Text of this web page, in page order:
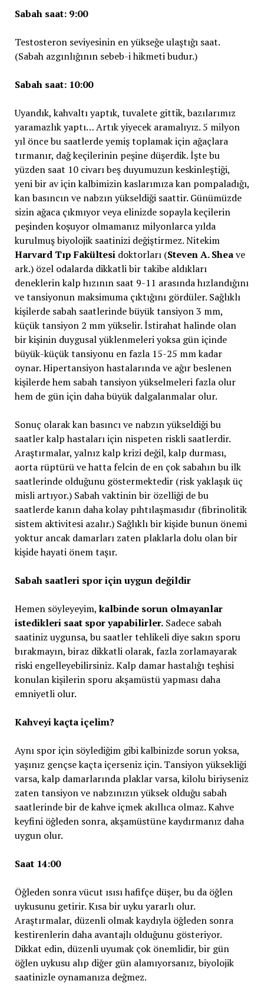
Sabah saat: 9:00
Testosteron seviyesinin en yükseğe ulaştığı saat.
(Sabah azgınlığının sebeb-i hikmeti budur.)
Sabah saat: 10:00
Uyandık, kahvaltı yaptık, tuvalete gittik, bazılarımız
yaramazlık yaptı… Artık yiyecek aramalıyız. 5 milyon
yıl önce bu saatlerde yemiş toplamak için ağaçlara
tırmanır, dağ keçilerinin peşine düşerdik. İşte bu
yüzden saat 10 civarı beş duyumuzun keskinleştiği,
yeni bir av için kalbimizin kaslarımıza kan pompaladığı,
kan basıncın ve nabzın yükseldiği saattir. Günümüzde
sizin ağaca çıkmıyor veya elinizde sopayla keçilerin
peşinden koşuyor olmamanız milyonlarca yılda
kurulmuş biyolojik saatinizi değiştirmez. Nitekim
Harvard Tıp Fakültesidoktorları (Steven A. Sheave
ark.) özel odalarda dikkatli bir takibe aldıkları
deneklerin kalp hızının saat 9-11 arasında hızlandığını
ve tansiyonun maksimuma çıktığını gördüler. Sağlıklı
kişilerde sabah saatlerinde büyük tansiyon 3 mm,
küçük tansiyon 2 mm yükselir. İstirahat halinde olan
bir kişinin duygusal yüklenmeleri yoksa gün içinde
büyük-küçük tansiyonu en fazla 15-25 mm kadar
oynar. Hipertansiyon hastalarında ve ağır beslenen
kişilerde hem sabah tansiyon yükselmeleri fazla olur
hem de gün için daha büyük dalgalanmalar olur.
Sonuç olarak kan basıncı ve nabzın yükseldiği bu
saatler kalp hastaları için nispeten riskli saatlerdir.
Araştırmalar, yalnız kalp krizi değil, kalp durması,
aorta rüptürü ve hatta felcin de en çok sabahın bu ilk
saatlerinde olduğunu göstermektedir (risk yaklaşık üç
misli artıyor.) Sabah vaktinin bir özelliği de bu
saatlerde kanın daha kolay pıhtılaşmasıdır (fibrinolitik
sistem aktivitesi azalır.) Sağlıklı bir kişide bunun önemi
yoktur ancak damarları zaten plaklarla dolu olan bir
kişide hayati önem taşır.
Sabah saatleri spor için uygun değildir
Hemen söyleyeyim,kalbinde sorun olmayanlar
istedikleri saat spor yapabilirler.Sadece sabah
saatiniz uygunsa, bu saatler tehlikeli diye sakın sporu
bırakmayın, biraz dikkatli olarak, fazla zorlamayarak
riski engelleyebilirsiniz. Kalp damar hastalığı teşhisi
konulan kişilerin sporu akşamüstü yapması daha
emniyetli olur.
Kahveyi kaçta içelim?
Aynı spor için söylediğim gibi kalbinizde sorun yoksa,
yaşınız gençse kaçta içerseniz için. Tansiyon yüksekliği
varsa, kalp damarlarında plaklar varsa, kilolu biriyseniz
zaten tansiyon ve nabzınızın yüksek olduğu sabah
saatlerinde bir de kahve içmek akıllıca olmaz. Kahve
keyfini öğleden sonra, akşamüstüne kaydırmanız daha
uygun olur.
Saat 14:00
Öğleden sonra vücut ısısı hafifçe düşer, bu da öğlen
uykusunu getirir. Kısa bir uyku yararlı olur.
Araştırmalar, düzenli olmak kaydıyla öğleden sonra
kestirenlerin daha avantajlı olduğunu gösteriyor.
Dikkat edin, düzenli uyumak çok önemlidir, bir gün
öğlen uykusu alıp diğer gün alamıyorsanız, biyolojik
saatinizle oynamanıza değmez.